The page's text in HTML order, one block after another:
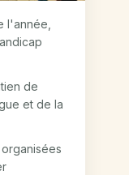
l'année,
de
et de la